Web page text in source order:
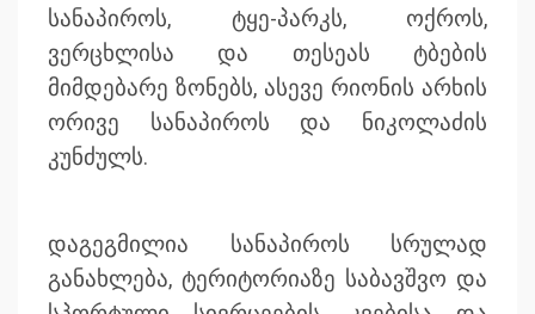
სანაპიროს, ტყე-პარკს, ოქროს,
ვერცხლისა და თესეას ტბების
მიმდებარე ზონებს, ასევე რიონის არხის
ორივე სანაპიროს და ნიკოლაძის
კუნძულს.
დაგეგმილია სანაპიროს სრულად
განახლება, ტერიტორიაზე საბავშვო და